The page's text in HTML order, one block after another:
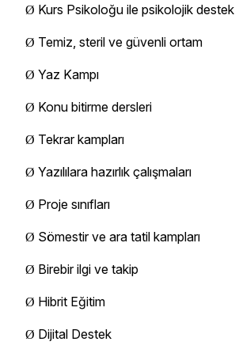
Ø Kurs Psikoloğu ile psikolojik destek
Ø Temiz, steril ve güvenli ortam
Ø Yaz Kampı
Ø Konu bitirme dersleri
Ø Tekrar kampları
Ø Yazılılara hazırlık çalışmaları
Ø Proje sınıfları
Ø Sömestir ve ara tatil kampları
Ø Birebir ilgi ve takip
Ø Hibrit Eğitim
Ø Dijital Destek